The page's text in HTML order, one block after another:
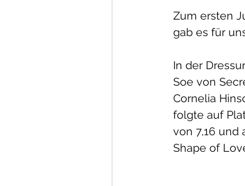
Zum ersten
gab es für
In der
Soe von
Cornelia
folgte auf
von 7,16 und
Shape of